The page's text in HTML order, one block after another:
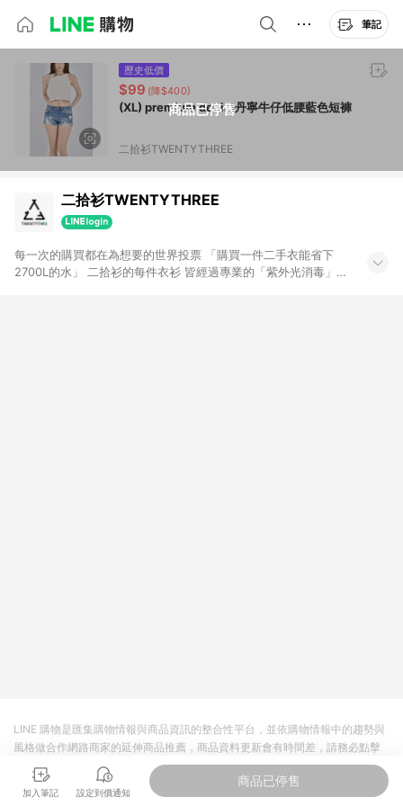
筆記
商品已停售
歷史低價
$99 (降$400)
(XL) premium denim丹寧牛仔低腰藍色短褲
二拾衫TWENTYTHREE
二拾衫TWENTYTHREE
每一次的購買都在為想要的世界投票 「購買一件二手衣能省下
2700L的水」 二拾衫的每件衣衫 皆經過專業的「紫外光消毒」、
加入筆記 設定到價通知
商品已停售
LINE 購物是匯集購物情報與商品資訊的整合性平台，並依購物情報中的趨勢與
風格做合作網路商家的延伸商品推薦，商品資料更新會有時間差，請務必點擊
商品至各合作網路商家，確認現售價與購物條件，一切資訊以合作廠商網頁為
準。